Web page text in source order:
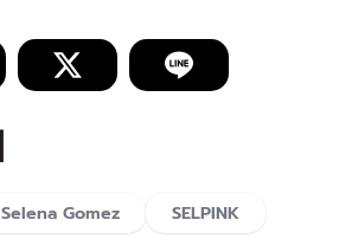
Selena Gomez SELPINK